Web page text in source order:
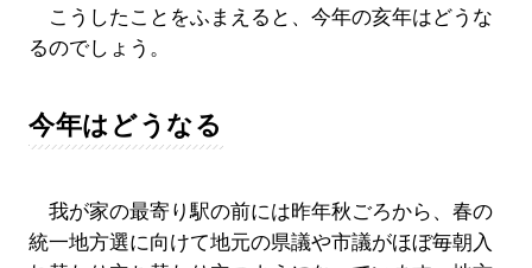
こうしたことをふまえると、今年の亥年はどうな
るのでしょう。
今年はどうなる
我が家の最寄り駅の前には昨年秋ごろから、春の
統一地方選に向けて地元の県議や市議がほぼ毎朝入